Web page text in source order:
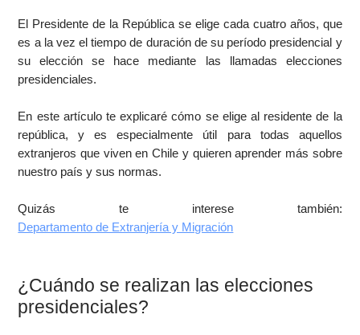
El Presidente de la República se elige cada cuatro años, que
es a la vez el tiempo de duración de su período presidencial y
su elección se hace mediante las llamadas elecciones
presidenciales.
En este artículo te explicaré cómo se elige al residente de la
república, y es especialmente útil para todas aquellos
extranjeros que viven en Chile y quieren aprender más sobre
nuestro país y sus normas.
Quizás te interese también:
Departamento de Extranjería y Migración
¿Cuándo se realizan las elecciones
presidenciales?